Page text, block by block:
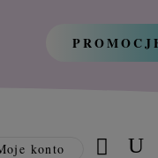
konto